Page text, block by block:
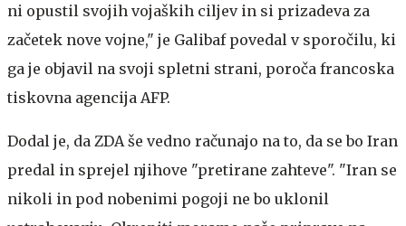
ni opustil svojih vojaških ciljev in si prizadeva za
začetek nove vojne," je Galibaf povedal v sporočilu, ki
ga je objavil na svoji spletni strani, poroča francoska
tiskovna agencija AFP.
Dodal je, da ZDA še vedno računajo na to, da se bo Iran
predal in sprejel njihove "pretirane zahteve". "Iran se
nikoli in pod nobenimi pogoji ne bo uklonil